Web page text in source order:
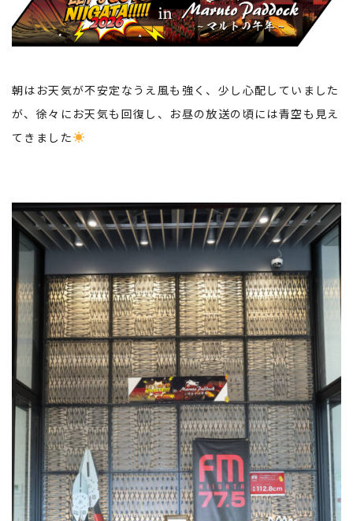
朝はお天気が不安定なうえ風も強く、少し心配していました
が、徐々にお天気も回復し、お昼の放送の頃には青空も見え
てきました